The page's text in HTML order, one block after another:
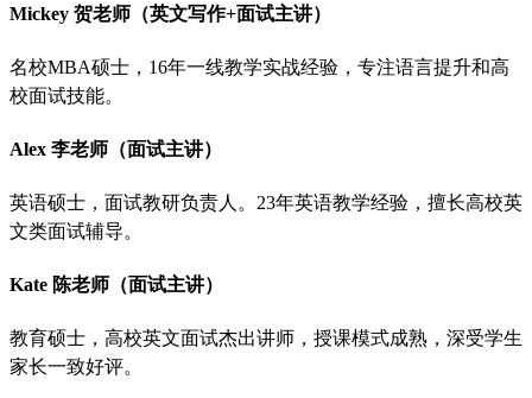
Mickey 贺老师（英文写作+面试主讲）
名校MBA硕士，16年一线教学实战经验，专注语言提升和高
校面试技能。
Alex 李老师（面试主讲）
英语硕士，面试教研负责人。 23年英语教学经验，擅长高校英
文类面试辅导。
Kate 陈老师（面试主讲）
教育硕士，高校英文面试杰出讲师，授课模式成熟，深受学生
家长一致好评。